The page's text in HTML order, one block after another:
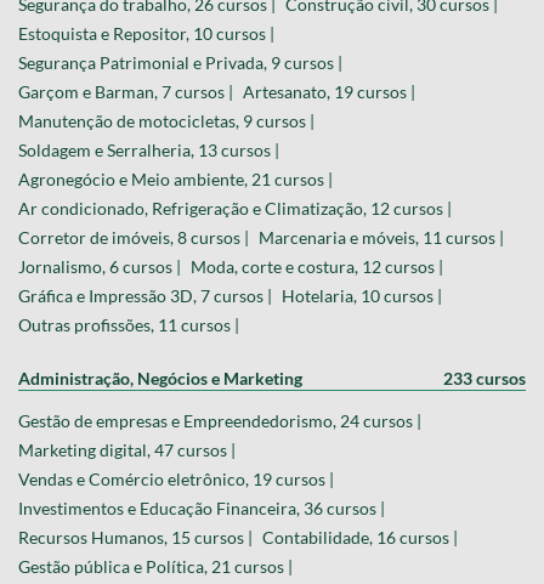
Segurança do trabalho, 26 cursos |
Construção civil, 30 cursos |
Estoquista e Repositor, 10 cursos |
Segurança Patrimonial e Privada, 9 cursos |
Garçom e Barman, 7 cursos |
Artesanato, 19 cursos |
Manutenção de motocicletas, 9 cursos |
Soldagem e Serralheria, 13 cursos |
Agronegócio e Meio ambiente, 21 cursos |
Ar condicionado, Refrigeração e Climatização, 12 cursos |
Corretor de imóveis, 8 cursos |
Marcenaria e móveis, 11 cursos |
Jornalismo, 6 cursos |
Moda, corte e costura, 12 cursos |
Gráfica e Impressão 3D, 7 cursos |
Hotelaria, 10 cursos |
Outras profissões, 11 cursos |
Administração, Negócios e Marketing 233 cursos
Gestão de empresas e Empreendedorismo, 24 cursos |
Marketing digital, 47 cursos |
Vendas e Comércio eletrônico, 19 cursos |
Investimentos e Educação Financeira, 36 cursos |
Recursos Humanos, 15 cursos |
Contabilidade, 16 cursos |
Gestão pública e Política, 21 cursos |